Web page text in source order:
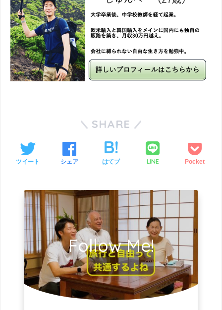
SHARE
ツイート シェア はてブ LINE Pocket
Follow Me!